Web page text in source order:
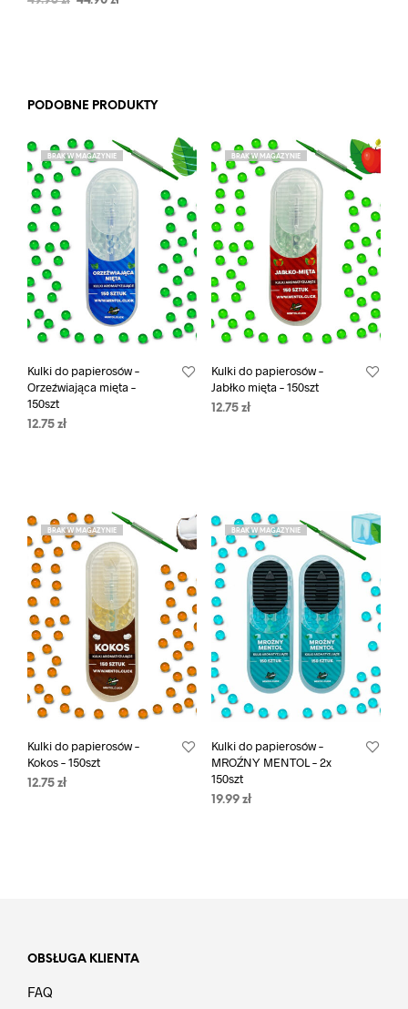
5.00
PODOBNE PRODUKTY
BRAK W MAGAZYNIE
Kulki do papierosów –
Orzeźwiająca mięta –
150szt
12.75 zł
BRAK W MAGAZYNIE
Kulki do papierosów –
Jabłko mięta – 150szt
12.75 zł
BRAK W MAGAZYNIE
Kulki do papierosów –
Kokos – 150szt
12.75 zł
BRAK W MAGAZYNIE
Kulki do papierosów –
MROŹNY MENTOL – 2x
150szt
19.99 zł
OBSŁUGA KLIENTA
FAQ